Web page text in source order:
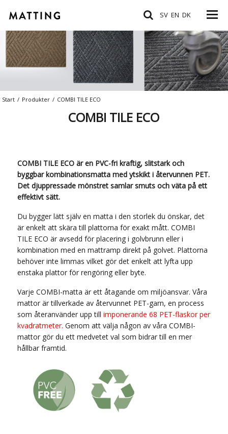
SV EN DK
Start / Produkter / COMBI TILE ECO
COMBI TILE ECO
COMBI TILE ECO är en PVC-fri kraftig, slitstark och
byggbar kombinationsmatta med ytskikt i återvunnen PET.
Det djuppressade mönstret samlar smuts och väta på ett
effektivt sätt.
Du bygger lätt själv en matta i den storlek du önskar, det
är enkelt att skära till plattorna för exakt mått. COMBI
TILE ECO är avsedd för placering i golvbrunn eller i
kombination med en mattramp direkt på golvet. Plattorna
behöver inte limmas vilket gör det enkelt att lyfta upp
enstaka plattor för rengöring eller byte.
Varje COMBI-matta är ett åtagande om miljöansvar. Våra
mattor är tillverkade av återvunnet PET-garn, en process
som återanvänder upp till imponerande 68 PET-flaskor per
kvadratmeter. Genom att välja någon av våra COMBI-
mattor gör du ett medvetet val som bidrar till en mer
hållbar framtid.